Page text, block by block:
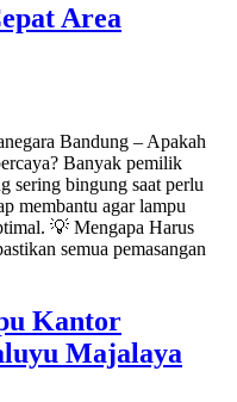
Area
Bandung – Apakah
Banyak pemilik
sering bingung saat perlu
membantu agar lampu
💡 Mengapa Harus
semua pemasangan
Kantor
Majalaya